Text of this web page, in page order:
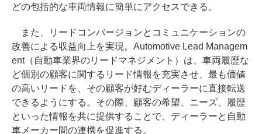
どの包括的な車両情報に簡単にアクセスできる。
また、リードコンバージョンとコミュニケーションの
改善による収益向上を実現。Automotive Lead Managem
ent（自動車業界のリードマネジメント）は、車両履歴な
ど個別の顧客に関するリード情報を充実させ、最も価値
の高いリードを、その顧客が好むディーラーに直接転送
できるようにする。その際、顧客の希望、ニーズ、履歴
といった情報を共に提供することで、ディーラーと自動
車メーカー間の連携を促進する。